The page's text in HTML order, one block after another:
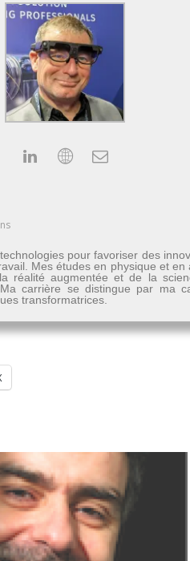
pour favoriser des
Mes études en physique et
réalité augmentée et de la
carrière se distingue par ma
transformatrices.